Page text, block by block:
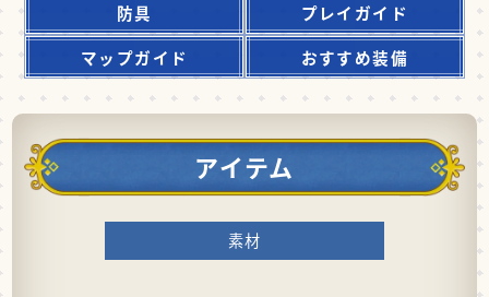
防具
プレイガイド
マップガイド
おすすめ装備
アイテム
素材